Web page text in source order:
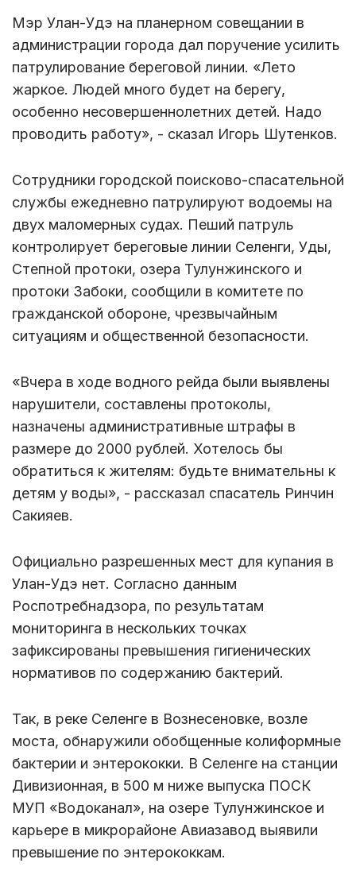
Мэр Улан-Удэ на планерном совещании в
администрации города дал поручение усилить
патрулирование береговой линии. «Лето
жаркое. Людей много будет на берегу,
особенно несовершеннолетних детей. Надо
проводить работу», - сказал Игорь Шутенков.
Сотрудники городской поисково-спасательной
службы ежедневно патрулируют водоемы на
двух маломерных судах. Пеший патруль
контролирует береговые линии Селенги, Уды,
Степной протоки, озера Тулунжинского и
протоки Забоки, сообщили в комитете по
гражданской обороне, чрезвычайным
ситуациям и общественной безопасности.
«Вчера в ходе водного рейда были выявлены
нарушители, составлены протоколы,
назначены административные штрафы в
размере до 2000 рублей. Хотелось бы
обратиться к жителям: будьте внимательны к
детям у воды», - рассказал спасатель Ринчин
Сакияев.
Официально разрешенных мест для купания в
Улан-Удэ нет. Согласно данным
Роспотребнадзора, по результатам
мониторинга в нескольких точках
зафиксированы превышения гигиенических
нормативов по содержанию бактерий.
Так, в реке Селенге в Вознесеновке, возле
моста, обнаружили обобщенные колиформные
бактерии и энтерококки. В Селенге на станции
Дивизионная, в 500 м ниже выпуска ПОСК
МУП «Водоканал», на озере Тулунжинское и
карьере в микрорайоне Авиазавод выявили
превышение по энтерококкам.